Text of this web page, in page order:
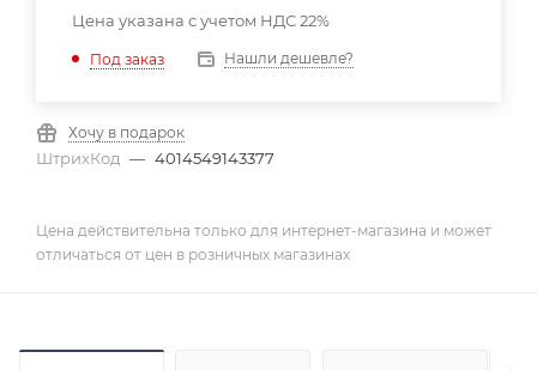
Цена указана с учетом НДС 22%
Под заказ Нашли дешевле?
Хочу в подарок
ШтрихКод — 4014549143377
Цена действительна только для интернет-магазина и может
отличаться от цен в розничных магазинах